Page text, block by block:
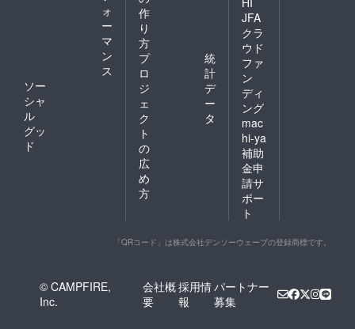
ォ
ー
マ
ン
ス
ソー
シャ
ル
グッ
ド
作
り
方
プ
ロ
ジ
ェ
ク
ト
の
広
め
方
統
計
デ
ー
タ
JFA
クラ
ウド
ファ
ン
ディ
ング
mac
hi-ya
補助
金申
請サ
ポー
ト
「QRコード」は株式会社デンソーウェーブの登録商標です。
© CAMPFIRE,
Inc.
会社概
要
採用情
報
パートナー
募集